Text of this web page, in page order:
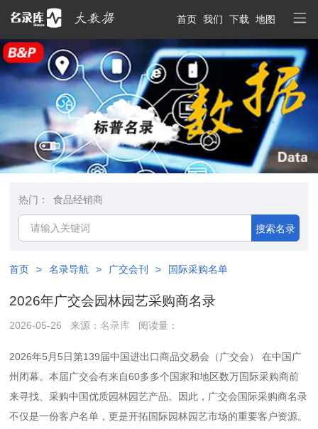
首页 我们 下载 地图
热门： 食品经销商
搜索名录
首页 > 名录导航 > 广交会刊 > 国际采购名单
2026年广交会园林园艺采购商名录
2026-05-26 来源：名录库 阅读量：
2026年5月5日第139届中国进出口商品交易会（广交会） 在中国广
州闭幕。本届广交会有来自60多多个国家和地区数万国际采购商前
来寻找、采购中国优质园林园艺产品。因此，广交会国际采购商名录
不仅是一份客户名单，更是开拓国际园林园艺市场的重要客户资源。